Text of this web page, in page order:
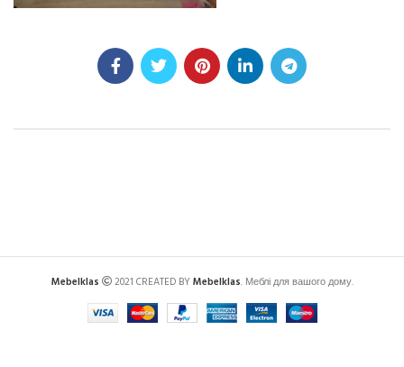
Mebelklas 2021 CREATED BYMebelklas. Меблі для вашого дому.